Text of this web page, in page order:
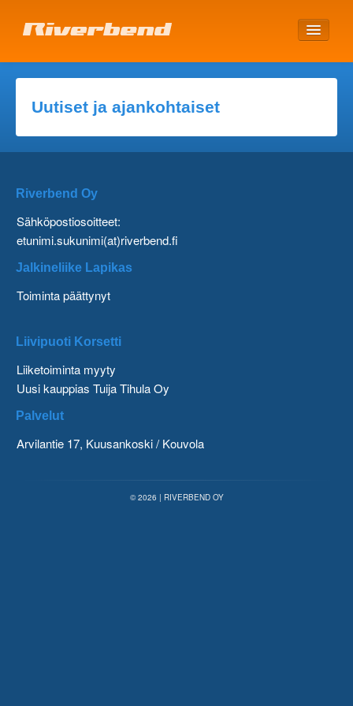
Uutiset ja ajankohtaiset
Riverbend Oy
Sähköpostiosoitteet:
etunimi.sukunimi(at)riverbend.fi
Jalkineliike Lapikas
Toiminta päättynyt
Liivipuoti Korsetti
Liiketoiminta myyty
Uusi kauppias Tuija Tihula Oy
Palvelut
Arvilantie 17, Kuusankoski / Kouvola
© 2026 | RIVERBEND OY